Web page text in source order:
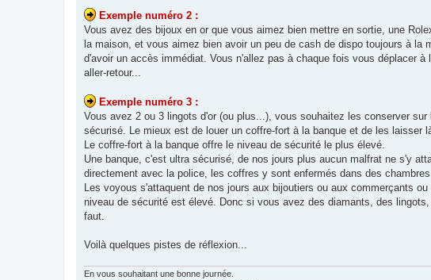
Exemple numéro 2 :
Vous avez des bijoux en or que vous aimez bien mettre en sortie, une
la maison, et vous aimez bien avoir un peu de cash de dispo toujours à
d'avoir un accès immédiat. Vous n'allez pas à chaque fois vous déplacer
aller-retour...
Exemple numéro 3 :
Vous avez 2 ou 3 lingots d'or (ou plus...), vous souhaitez les conserver
sécurisé. Le mieux est de louer un coffre-fort à la banque et de les laisser
Le coffre-fort à la banque offre le niveau de sécurité le plus élevé.
Une banque, c'est ultra sécurisé, de nos jours plus aucun malfrat ne s'y
directement avec la police, les coffres y sont enfermés dans des chambres
Les voyous s'attaquent de nos jours aux bijoutiers ou aux commerçants
niveau de sécurité est élevé. Donc si vous avez des diamants, des
faut.
Voilà quelques pistes de réflexion...
En vous souhaitant une bonne journée.